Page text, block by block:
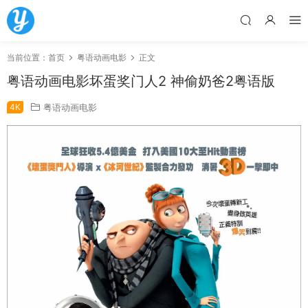
当前位置： 首页 粤语动画电影 正文
粤语动画电影坏蛋奖门人2 神偷奶爸2粤语版
4K 粤语动画电影